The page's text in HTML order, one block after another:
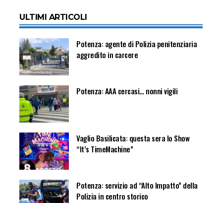
ULTIMI ARTICOLI
Potenza: agente di Polizia penitenziaria
aggredito in carcere
Potenza: AAA cercasi… nonni vigili
Vaglio Basilicata: questa sera lo Show
“It’s TimeMachine”
Potenza: servizio ad “Alto Impatto” della
Polizia in centro storico